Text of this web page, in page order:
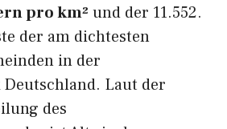
pro km² und der 11.552.
der am dichtesten
in der
Laut der
des